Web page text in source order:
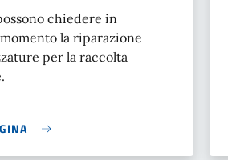
chiedere in
la riparazione
per la raccolta